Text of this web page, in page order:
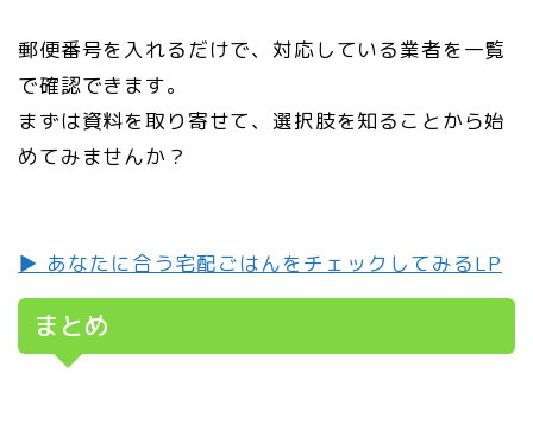
郵便番号を入れるだけで、対応している業者を一覧
で確認できます。
まずは資料を取り寄せて、選択肢を知ることから始
めてみませんか？
▶ あなたに合う宅配ごはんをチェックしてみるLP
まとめ